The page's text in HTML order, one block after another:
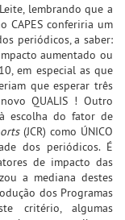
lembrando que a
CAPES conferiria um
periódicos, a saber:
aumentado ou
em especial as que
que esperar três
QUALIS ! Outro
escolha do fator de
(JCR) como ÚNICO
dos periódicos. É
de impacto das
a mediana destes
dos Programas
critério, algumas